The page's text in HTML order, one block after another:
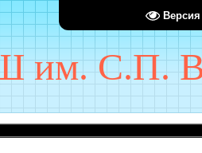
С.П.